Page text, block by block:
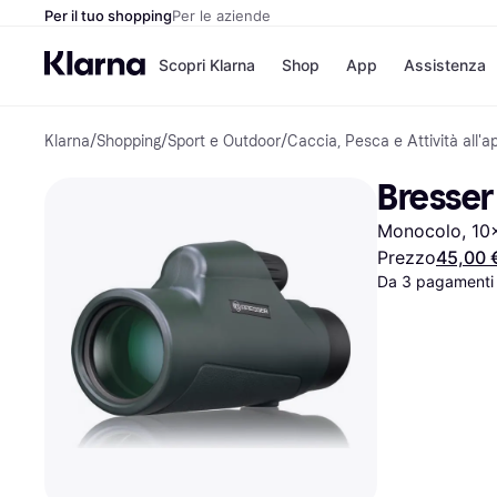
Per il tuo shoppingPer le aziende
Scopri Klarna
Opzioni di
Paga ora
Paga in 3 rate
Paga dopo 30 giorni
Finanziamento
Shop
Negozi
Unieuro
Media
eBay
Zalando
App Assistenza
Klarna/Shopping/Sport e Outdoor/Caccia, Pesca e Attività
Monocolo,
Prezzo45,00
Da 3